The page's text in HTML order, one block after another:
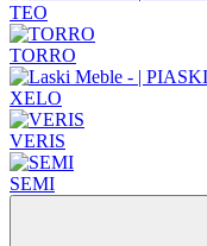
TEO
TORRO
XELO
VERIS
SEMI